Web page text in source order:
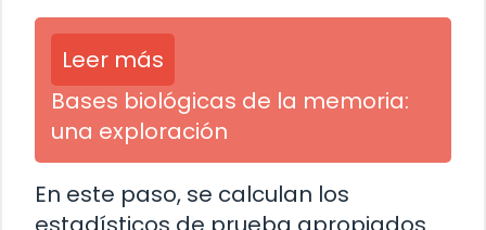
Leer más
Bases biológicas de la memoria:
una exploración
En este paso, se calculan los